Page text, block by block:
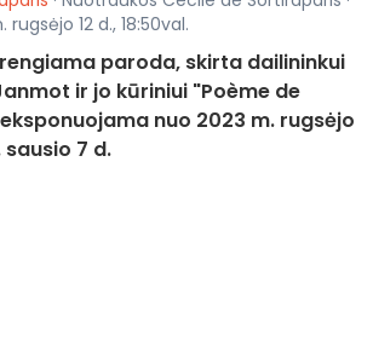
12 d., 18:50val.
paroda, skirta dailininkui
ir jo kūriniui "Poème de
nuo 2023 m. rugsėjo
sausio 7 d.